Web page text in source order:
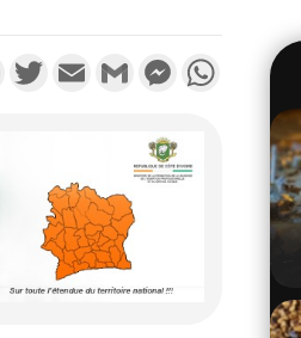
FacebookTwitterEmail Gmail MessengerWhatsApp
POLITIQUE
d'Ivoire : Indépendance
2026, Yopougon coeur
battant de la célébration...